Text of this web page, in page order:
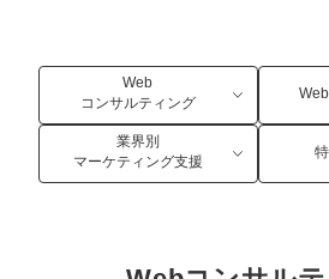
コンサルタント一覧
品質ガイドライン
社内コンペ
定額制Webマーケティング代行『
定額制営業代行『カリトルくん』
営業改善特化の動画制作『動画で
オリジナルサービス
格安でAI導入支援『あいのりAI』
拡散付1日密着動画制作『まるごと
実績
お役立ち資料
オンラインサロン
StockSun道場
道場TOP
年収エージェント
Web
コンサルティング
業界別
マーケティング支援